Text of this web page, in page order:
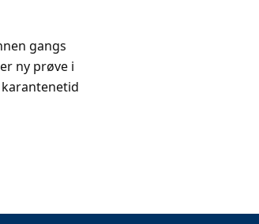
gangs
ny prøve i